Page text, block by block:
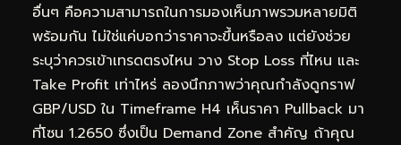
อื่นๆ คือความสามารถในการมองเห็นภาพรวมหลายมิติ
พร้อมกัน ไม่ใช่แค่บอกว่าราคาจะขึ้นหรือลง แต่ยังช่วย
ระบุว่าควรเข้าเทรดตรงไหน วาง Stop Loss ที่ไหน และ
Take Profit เท่าไหร่ ลองนึกภาพว่าคุณกำลังดูกราฟ
GBP/USD ใน Timeframe H4 เห็นราคา Pullback มา
ที่โซน 1.2650 ซึ่งเป็น Demand Zone สำคัญ ถ้าคุณ